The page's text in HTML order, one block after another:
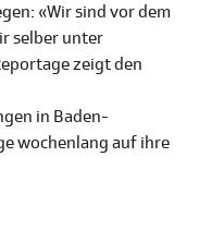
«Wir sind vor dem
selber unter
zeigt den
in Baden-
wochenlang auf ihre